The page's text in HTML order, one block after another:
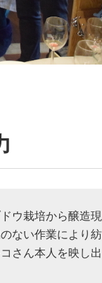
ウ栽培から醸造
ない作業により
さん本人を映し